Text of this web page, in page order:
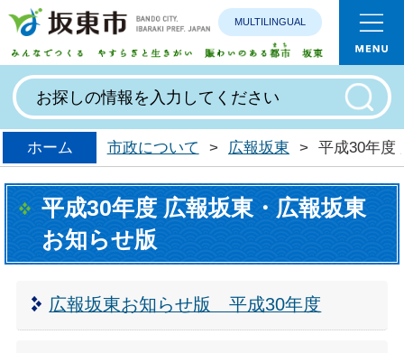
みんなで
MULTILINGUAL
ホーム 市政について > 広報坂東 > 平成30年度
平成30年度 広報坂東・広報坂東
お知らせ版
広報坂東お知らせ版 平成30年度